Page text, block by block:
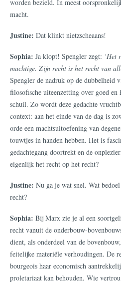
worden bezield. In meest
macht.
Justine: Dat klinkt nietzscheaans!
Sophia: Ja klopt! Spengler zegt: ‘Het
machtige. Zijn recht is het recht van
Spengler de nadruk op de dubbelheid
filosofische uiteenzetting over goed en
schuil. Zo wordt deze gedachte
context: aan het einde van de dag is
orde een machtsuitoefening van
touwtjes in handen hebben. Het is
gedachtegang doortrekt en de
eigenlijk het recht op het recht?
Justine: Nu ga je wat snel. Wat
recht?
Sophia: Bij Marx zie je al een
recht vanuit de onderbouw-
dient, als onderdeel van de
feitelijke materiële verhoudingen. De
bourgeois haar economisch
proletariaat kan behouden. Wie